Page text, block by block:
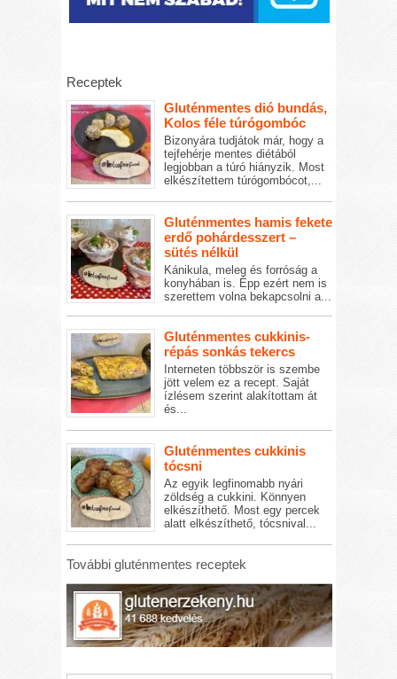
Receptek
Gluténmentes dió bundás,
Kolos féle túrógombóc
Bizonyára tudjátok már, hogy a
tejfehérje mentes diétából
legjobban a túró hiányzik. Most
elkészítettem túrógombócot,...
Gluténmentes hamis fekete
erdő pohárdesszert –
sütés nélkül
Kánikula, meleg és forróság a
konyhában is. Épp ezért nem is
szerettem volna bekapcsolni a...
Gluténmentes cukkinis-
répás sonkás tekercs
Interneten többször is szembe
jött velem ez a recept. Saját
ízlésem szerint alakítottam át
és...
Gluténmentes cukkinis
tócsni
Az egyik legfinomabb nyári
zöldség a cukkini. Könnyen
elkészíthető. Most egy percek
alatt elkészíthető, tócsnival...
További gluténmentes receptek